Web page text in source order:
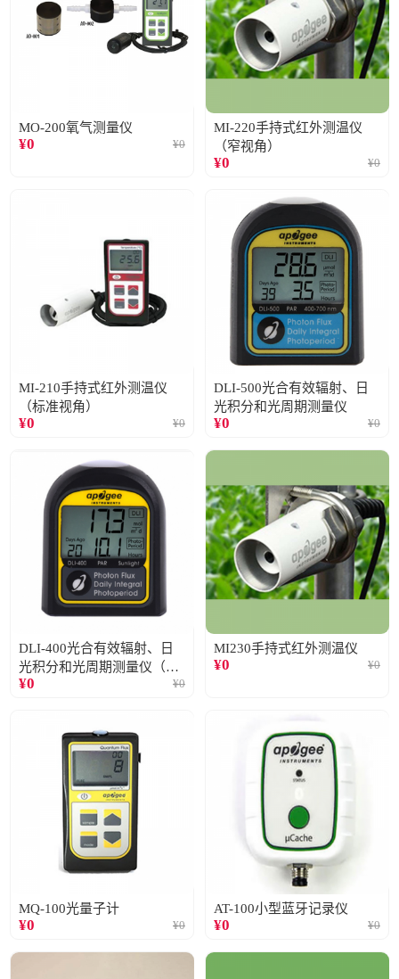
MO-200氧气测量仪
¥0 ¥0
MI-220手持式红外测温仪
（窄视角）
¥0 ¥0
MI-210手持式红外测温仪
（标准视角）
¥0 ¥0
DLI-500光合有效辐射、日
光积分和光周期测量仪
¥0 ¥0
DLI-400光合有效辐射、日
光积分和光周期测量仪（仅
阳光）
¥0 ¥0
MI230手持式红外测温仪
¥0 ¥0
MQ-100光量子计
¥0 ¥0
AT-100小型蓝牙记录仪
¥0 ¥0